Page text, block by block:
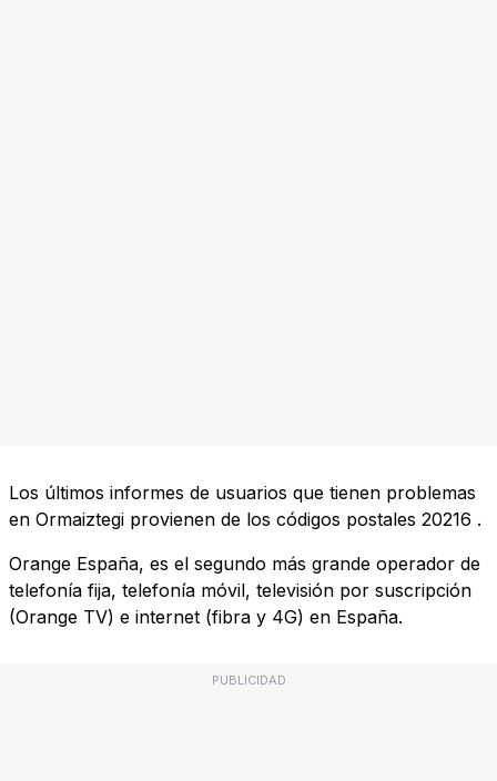
Los últimos informes de usuarios que tienen problemas
en Ormaiztegi provienen de los códigos postales 20216 .
Orange España, es el segundo más grande operador de
telefonía fija, telefonía móvil, televisión por suscripción
(Orange TV) e internet (fibra y 4G) en España.
PUBLICIDAD